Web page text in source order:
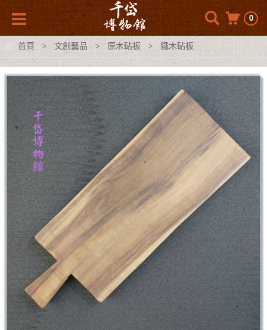
0
首頁 > 文創藝品 > 原木砧板 > 鐵木砧板